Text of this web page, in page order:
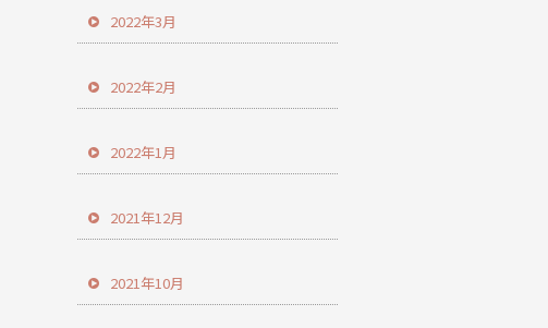
2022年3月
2022年2月
2022年1月
2021年12月
2021年10月